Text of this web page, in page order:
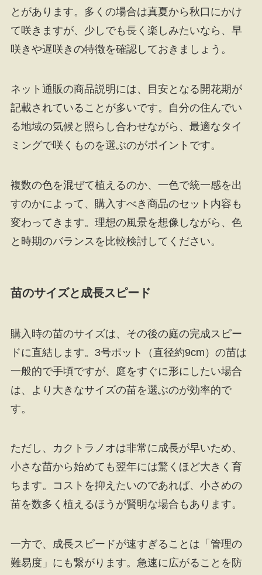
とがあります。多くの場合は真夏から秋口にかけ
て咲きますが、少しでも長く楽しみたいなら、早
咲きや遅咲きの特徴を確認しておきましょう。
ネット通販の商品説明には、目安となる開花期が
記載されていることが多いです。自分の住んでい
る地域の気候と照らし合わせながら、最適なタイ
ミングで咲くものを選ぶのがポイントです。
複数の色を混ぜて植えるのか、一色で統一感を出
すのかによって、購入すべき商品のセット内容も
変わってきます。理想の風景を想像しながら、色
と時期のバランスを比較検討してください。
苗のサイズと成長スピード
購入時の苗のサイズは、その後の庭の完成スピー
ドに直結します。3号ポット（直径約9cm）の苗は
一般的で手頃ですが、庭をすぐに形にしたい場合
は、より大きなサイズの苗を選ぶのが効率的で
す。
ただし、カクトラノオは非常に成長が早いため、
小さな苗から始めても翌年には驚くほど大きく育
ちます。コストを抑えたいのであれば、小さめの
苗を数多く植えるほうが賢明な場合もあります。
一方で、成長スピードが速すぎることは「管理の
難易度」にも繋がります。急速に広がることを防